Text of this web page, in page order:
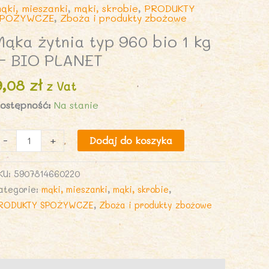
mieszanki, mąki, skrobie, PRODUKTY
,Zboża i produkty zbożowe
żytnia typ 960 bio 1 kg
BIO PLANET
zł z Vat
Na stanie
- + Dodaj do koszyka
5907814660220
mąki, mieszanki,mąki, skrobie,
SPOŻYWCZE, Zboża i produkty zbożowe